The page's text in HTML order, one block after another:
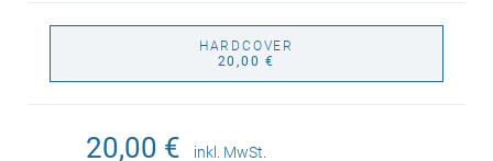
HARDCOVER
20,00 €
20,00 € inkl. MwSt.